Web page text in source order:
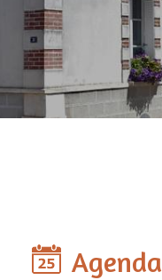
Agenda